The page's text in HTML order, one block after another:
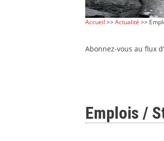
Accueil >>Actualité >>
Abonnez-vous au flux
Emplois /